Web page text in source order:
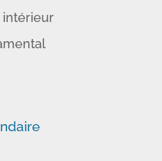
intérieur